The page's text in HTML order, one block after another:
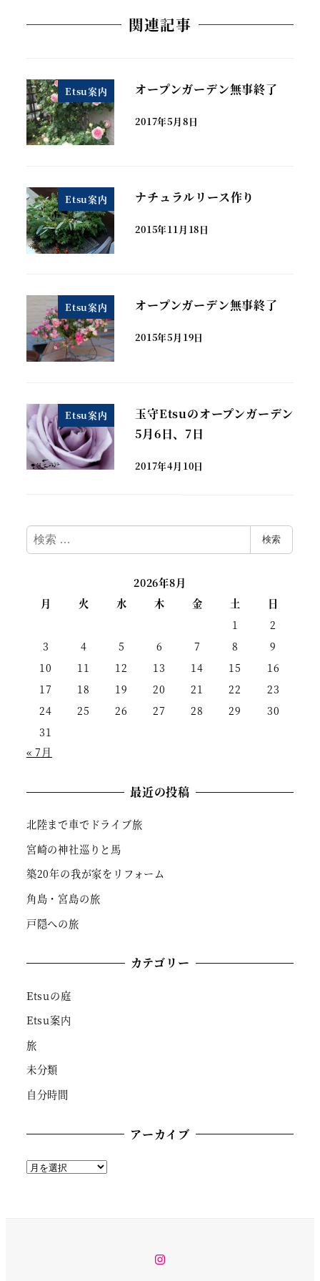
関連記事
Etsu案内 オープンガーデン無事終了
2017年5月8日
Etsu案内 ナチュラルリース作り
2015年11月18日
Etsu案内 オープンガーデン無事終了
2015年5月19日
Etsu案内
玉守Etsuのオープンガーデン
5月6日、7日
2017年4月10日
検
索
検索
2026年8月
月
火 水 木 金 土
日
1
2
3
4 5 6 7 8
9
10
11 12 13 14 15
16
17
18 19 20 21 22
23
24
25 26 27 28 29
30
31
« 7月
最近の投稿
北陸まで車でドライブ旅
宮崎の神社巡りと馬
築20年の我が家をリフォーム
角島・宮島の旅
戸隠への旅
カテゴリー
Etsuの庭
Etsu案内
旅
未分類
自分時間
アーカイブ
ア
instagram